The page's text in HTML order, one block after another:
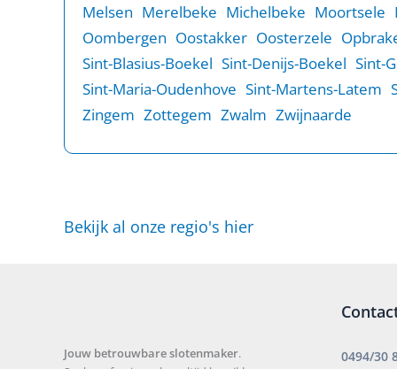
Melsen Merelbeke Michelbeke Moortsele
Oombergen Oostakker Oosterzele
Sint-Blasius-Boekel Sint-Denijs-Boekel Sint-
Sint-Maria-Oudenhove Sint-Martens-Latem
Zingem Zottegem Zwalm Zwijnaarde
Bekijk al onze regio's hier
Jouw betrouwbare slotenmaker.
0494/30